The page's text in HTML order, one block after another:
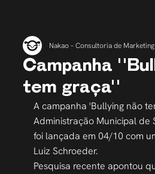
Campanha
tem graça"
Nakao – Consultoria de Marketing
A campanha 'Bullying não
Administração Municipal de
foi lançada em 04/10 com
Luiz Schroeder.
Pesquisa recente apontou